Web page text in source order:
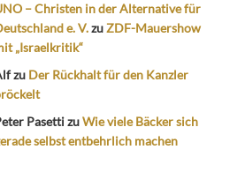
– Christen in der Alternative für
e. V.zuZDF-Mauershow
„Israelkritik“
zu Der Rückhalt für den Kanzler
PasettizuWie viele Bäcker sich
selbst entbehrlich machen